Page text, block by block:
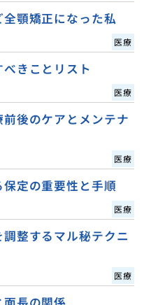
顎矯正になった私
医療
きことリスト
医療
後のケアとメンテナ
医療
定の重要性と手順
医療
整するマル秘テクニ
医療